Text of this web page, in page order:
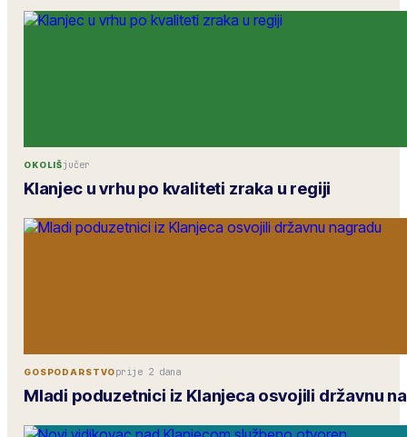
OKOLIŠjučer
Klanjec u vrhu po kvaliteti zraka u regiji
GOSPODARSTVOprije 2 dana
Mladi poduzetnici iz Klanjeca osvojili državnu